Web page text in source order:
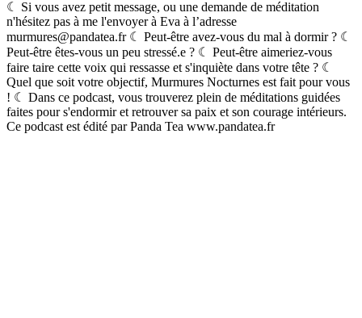
☾ Si vous avez petit message, ou une demande de méditation
n'hésitez pas à me l'envoyer à Eva à l’adresse
murmures@pandatea.fr ☾ Peut-être avez-vous du mal à dormir ? ☾
Peut-être êtes-vous un peu stressé.e ? ☾ Peut-être aimeriez-vous
faire taire cette voix qui ressasse et s'inquiète dans votre tête ? ☾
Quel que soit votre objectif, Murmures Nocturnes est fait pour vous
! ☾ Dans ce podcast, vous trouverez plein de méditations guidées
faites pour s'endormir et retrouver sa paix et son courage intérieurs.
Ce podcast est édité par Panda Tea www.pandatea.fr